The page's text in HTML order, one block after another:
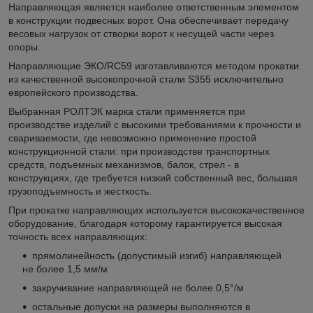
Направляющая является наиболее ответственным элементом
в конструкции подвесных ворот. Она обеспечивает передачу
весовых нагрузок от створки ворот к несущей части через
опоры.
Направляющие ЭКО/RC59 изготавливаются методом прокатки
из качественной высокопрочной стали S355 исключительно
европейского производства.
Выбранная РОЛТЭК марка стали применяется при
производстве изделий с высокими требованиями к прочности и
свариваемости, где невозможно применение простой
конструкционной стали: при производстве транспортных
средств, подъемных механизмов, балок, стрел - в
конструкциях, где требуется низкий собственный вес, большая
грузоподъемность и жесткость.
При прокатке направляющих используется высококачественное
оборудование, благодаря которому гарантируется высокая
точность всех направляющих:
прямолинейность (допустимый изгиб) направляющей
не более 1,5 мм/м
закручивание направляющей не более 0,5°/м
остальные допуски на размеры выполняются в